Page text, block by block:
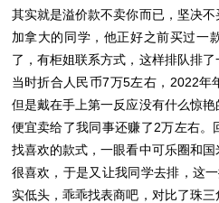
其实就是溢价款不卖你而已，坚决
加拿大的同学，他正好之前买过一
了，有柜姐联系方式，这样排队排
当时折合人民币7万5左右，2022年
但是戴在手上第一反应没有什么惊
便宜卖给了我同事还赚了2万左右。
找喜欢的款式，一眼看中可乐圈和
很喜欢，于是又让我同学去排，这
实低头，乖乖找表商吧，对比了珠